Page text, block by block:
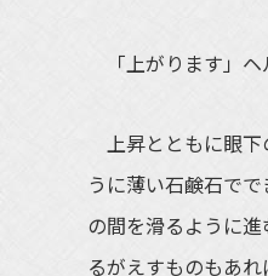
「上がります」ヘ
上昇とともに眼下
うに薄い石鹸石で
の間を滑るように
るがえすものもあ